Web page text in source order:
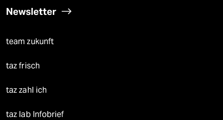
Newsletter
team zukunft
taz frisch
taz zahl ich
taz lab Infobrief